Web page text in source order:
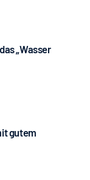
„Wasser
gutem